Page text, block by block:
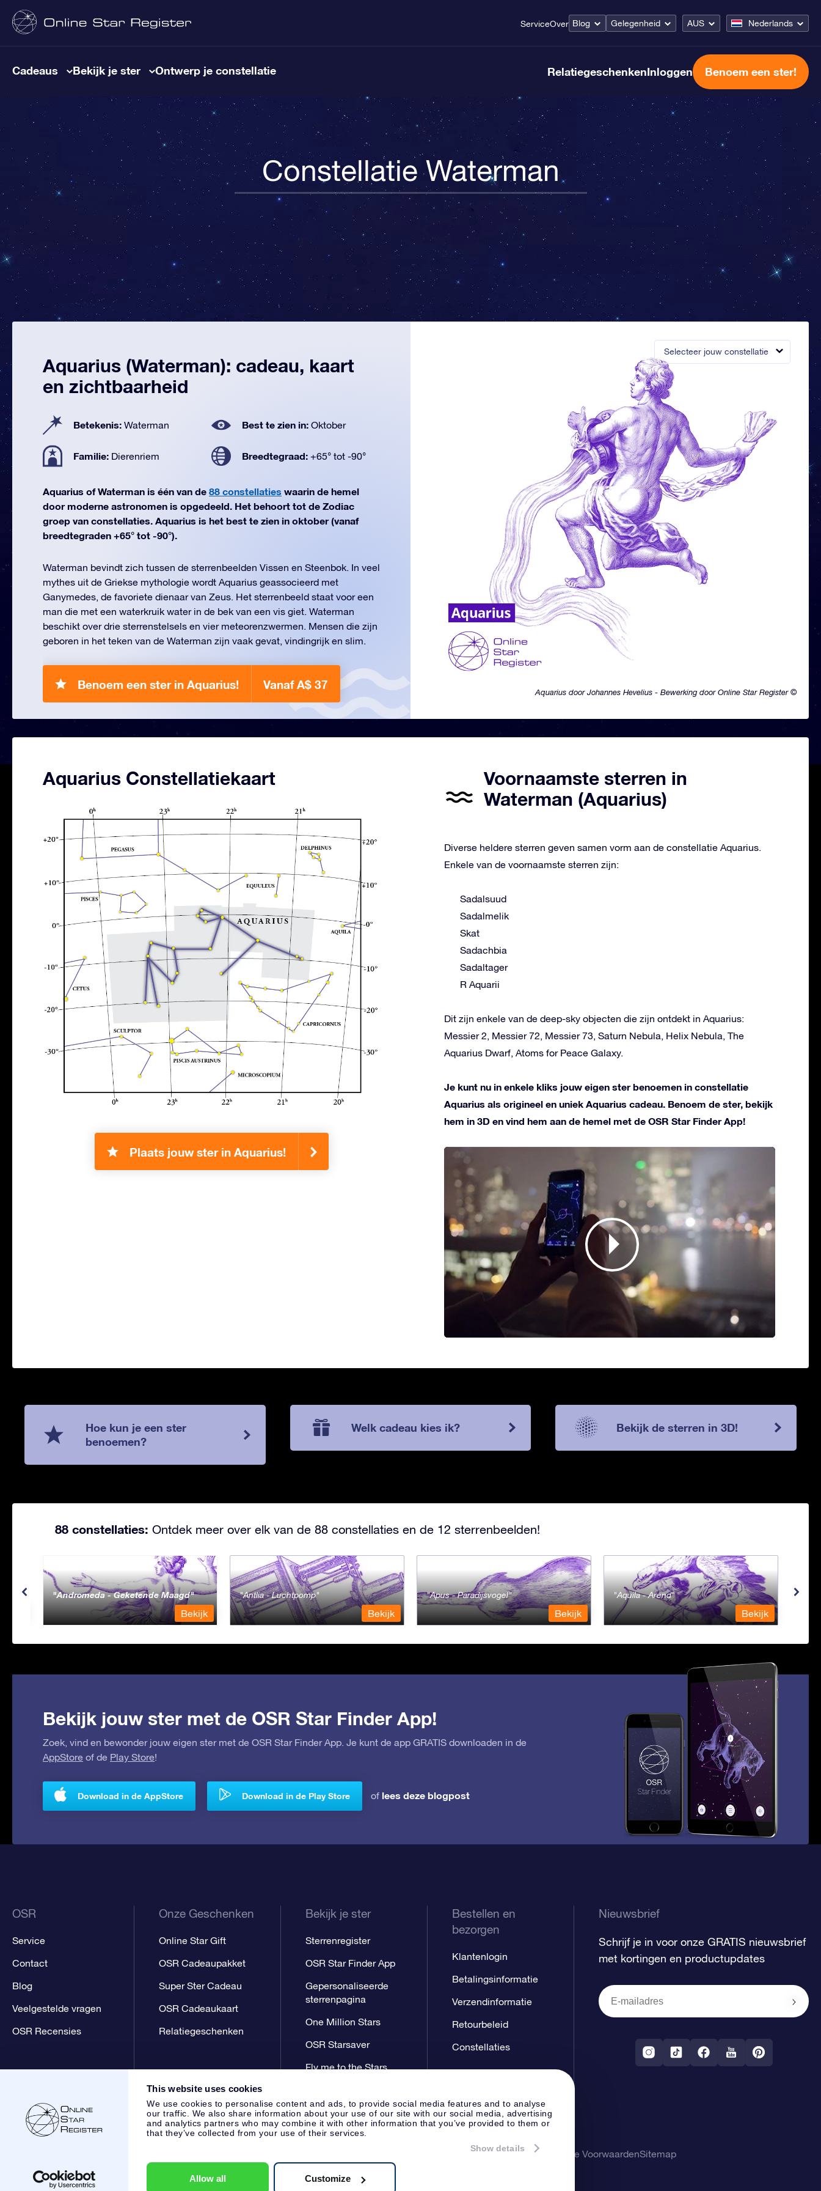
This website uses cookies
We use cookies to personalise content and ads, to provide social media features and to analyse
our traffic. We also share information about your use of our site with our social media, advertising
and analytics partners who may combine it with other information that you’ve provided to them or
that they’ve collected from your use of their services.
Show details
Allow all Customize
ServiceOver Blog Gelegenheid AUS Nederlands
Cadeaus Bekijk je ster Ontwerp je constellatie RelatiegeschenkenInloggen Benoem een ster!
Constellatie Waterman
Selecteer jouw constellatie
Aquarius door Johannes Hevelius - Bewerking door Online Star Register ©
Aquarius (Waterman): cadeau, kaart
en zichtbaarheid
Betekenis: Waterman Best te zien in: Oktober
Familie: Dierenriem Breedtegraad: +65° tot -90°
Aquarius of Waterman is één van de 88 constellaties waarin de hemel
door moderne astronomen is opgedeeld. Het behoort tot de Zodiac
groep van constellaties. Aquarius is het best te zien in oktober (vanaf
breedtegraden +65° tot -90°).
Waterman bevindt zich tussen de sterrenbeelden Vissen en Steenbok. In veel
mythes uit de Griekse mythologie wordt Aquarius geassocieerd met
Ganymedes, de favoriete dienaar van Zeus. Het sterrenbeeld staat voor een
man die met een waterkruik water in de bek van een vis giet. Waterman
beschikt over drie sterrenstelsels en vier meteorenzwermen. Mensen die zijn
geboren in het teken van de Waterman zijn vaak gevat, vindingrijk en slim.
Benoem een ster in Aquarius! Vanaf A$ 37
Aquarius Constellatiekaart
Plaats jouw ster in Aquarius!
Voornaamste sterren in
Waterman (Aquarius)
Diverse heldere sterren geven samen vorm aan de constellatie Aquarius.
Enkele van de voornaamste sterren zijn:
Sadalsuud
Sadalmelik
Skat
Sadachbia
Sadaltager
R Aquarii
Dit zijn enkele van de deep-sky objecten die zijn ontdekt in Aquarius:
Messier 2, Messier 72, Messier 73, Saturn Nebula, Helix Nebula, The
Aquarius Dwarf, Atoms for Peace Galaxy.
Je kunt nu in enkele kliks jouw eigen ster benoemen in constellatie
Aquarius als origineel en uniek Aquarius cadeau. Benoem de ster, bekijk
hem in 3D en vind hem aan de hemel met de OSR Star Finder App!
Hoe kun je een ster
benoemen?
Welk cadeau kies ik? Bekijk de sterren in 3D!
88 constellaties: Ontdek meer over elk van de 88 constellaties en de 12 sterrenbeelden!
Andromeda - Geketende Maagd
Bekijk
Antlia - Luchtpomp
Bekijk
Apus - Paradijsvogel
Bekijk
Aquila - Arend
Bekijk
Bekijk jouw ster met de OSR Star Finder App!
Zoek, vind en bewonder jouw eigen ster met de OSR Star Finder App. Je kunt de app GRATIS downloaden in de
AppStore of de Play Store!
Download in de AppStore Download in de Play Store of lees deze blogpost
OSR
Service
Contact
Blog
Veelgestelde vragen
OSR Recensies
Onze Geschenken
Online Star Gift
OSR Cadeaupakket
Super Ster Cadeau
OSR Cadeaukaart
Relatiegeschenken
Bekijk je ster
Sterrenregister
OSR Star Finder App
Gepersonaliseerde
sterrenpagina
One Million Stars
OSR Starsaver
Fly me to the Stars
Bestellen en
bezorgen
Klantenlogin
Betalingsinformatie
Verzendinformatie
Retourbeleid
Constellaties
Nieuwsbrief
Schrijf je in voor onze GRATIS nieuwsbrief
met kortingen en productupdates
Klantenservice:help@osr.org KVK: 60333553, VAT: NL 8538.62.722B01
PrivacyverklaringAlgemene VoorwaardenSitemap